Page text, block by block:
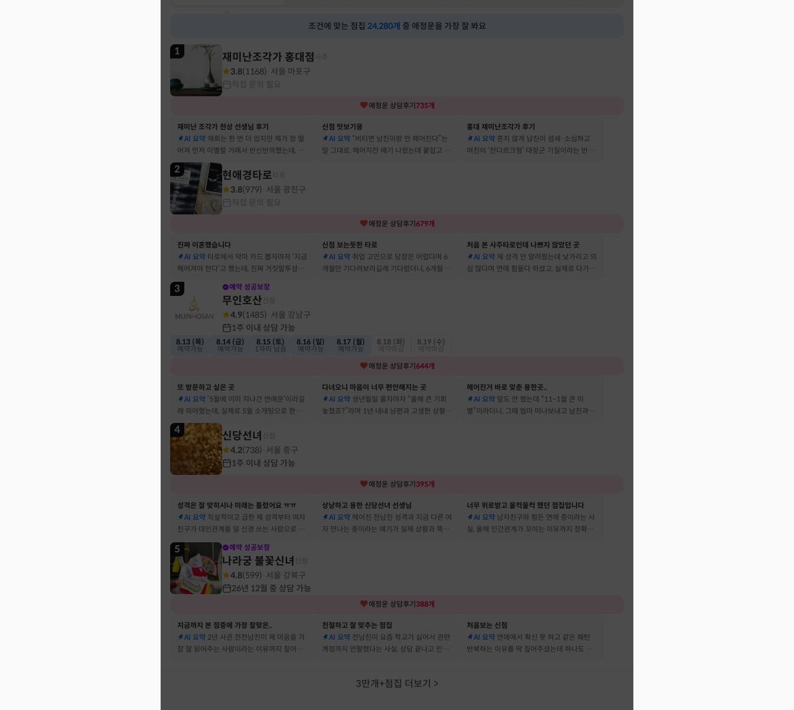
조건에 맞는 점집 24,280개 중 애정운을 가장 잘 봐요
1 재미난조각가 홍대점
3.8(1168) 서울 마포구
애정운 상담후기 735개
재미난 조각가 천상 선생님 후기
AI 요약 재회는 한 번 더 있지만 제가 정 떨
어져 먼저 이별할 거래서 반신반의했는데, 정
말 재회 후 제가 먼저 헤어지자고 했어요
신점 맛보기용
AI 요약 “버티면 남친이랑 안 헤어진다”는
말 그대로, 헤어지잔 얘기 나왔는데 붙잡고 지
홍대 재미난조각가 후기
AI 요약 흔치 않게 남친이 섬세·소심하고
여친이 ‘잔다르크형’ 대장군 기질이라는 반전
2 현애경타로
3.8(979) 서울 광진구
애정운 상담후기 679개
진짜 이혼했습니다
AI 요약 타로에서 악마 카드 뽑자마자 ‘지금
헤어져야 한다’고 했는데, 진짜 거짓말투성이
결혼 생활 끝에 이혼 숙고 중이에요
신점 보는듯한 타로
AI 요약 취업 고민으로 당장은 어렵다며 6
개월만 기다려보라길래 기다렸더니, 6개월 뒤
처음 본 사주타로인데 나쁘지 않았던 곳
AI 요약 제 성격 안 알려줬는데 낯가리고 의
심 많다며 연애 힘들다 하셨고, 실제로 다가온
3 예약 성공보장
무인호산
4.9(1485) 서울 강남구
1주 이내 상담 가능
8.13 (목)
예약가능
8.14 (금)
예약가능
8.15 (토)
1자리 남음
8.16 (일)
예약가능
8.17 (월)
예약가능
8.18 (화)
8.19 (수)
애정운 상담후기 644개
또 방문하고 싶은 곳
AI 요약 ‘5월에 이미 지나간 연애운’이라길
래 의아했는데, 실제로 5월 소개팅으로 한참
고민했던 사람이 있었어요
다녀오니 마음이 너무 편안해지는 곳
AI 요약 생년월일 풀자마자 “올해 큰 기회
놓쳤죠?”라며 1년 내내 남편과 고생한 상황을
헤어진거 바로 맞춘 용한곳..
AI 요약 말도 안 했는데 “11~1월 큰 이
별”이라더니, 그때 엄마 떠나보내고 남친과도
4 신당선녀
4.2(738) 서울 중구
1주 이내 상담 가능
애정운 상담후기 395개
성격은 잘 맞히시나 미래는 틀렸어요 ㅠㅠ
AI 요약 직설적이고 급한 제 성격부터 여자
친구가 대인관계를 덜 신경 쓰는 사람으로 바
뀔 거란 말까지 그대로 현실이 됐어요
상냥하고 용한 신당선녀 선생님
AI 요약 헤어진 전남친 성격과 지금 다른 여
자 만나는 중이라는 얘기가 실제 상황과 똑같
너무 위로받고 울컥울컥 했던 점집입니다
AI 요약 남자친구와 힘든 연애 중이라는 사
실, 올해 인간관계가 꼬이는 이유까지 정확히
5 예약 성공보장
나라궁 불꽃신녀
4.8(599) 서울 강북구
26년 12월 중 상담 가능
애정운 상담후기 388개
지금까지 본 점중에 가장 잘맞은..
AI 요약 2년 사귄 전전남친이 제 마음을 가
장 잘 읽어주는 사람이라는 이유까지 짚어줘
친절하고 잘 맞추는 점집
AI 요약 전남친이 요즘 학교가 싫어서 관련
계정까지 언팔했다는 사실, 상담 끝나고 인스
처음보는 신점
AI 요약 연애에서 확신 못 하고 같은 패턴
반복하는 이유를 딱 짚어주셨는데 하나도 안
3만개+점집 더보기 >